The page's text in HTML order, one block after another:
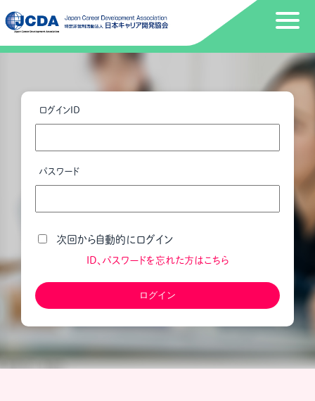
ログインID
パスワード
次回から自動的にログイン
ID、パスワードを忘れた方はこちら